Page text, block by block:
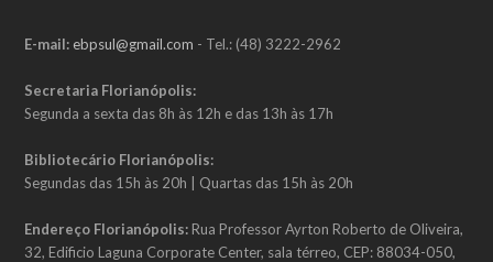
o
u
b
a
g
a
m
E-mail: ebpsul@gmail.com - Tel.: (48) 3222-2962
Secretaria Florianópolis:
Segunda a sexta das 8h às 12h e das 13h às 17h
Bibliotecário Florianópolis:
Segundas das 15h às 20h | Quartas das 15h às 20h
Endereço Florianópolis: Rua Professor Ayrton Roberto de Oliveira,
32, Edificio Laguna Corporate Center, sala térreo, CEP: 88034-050,